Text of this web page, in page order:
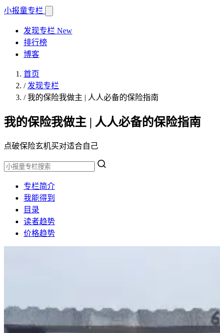
小报童专栏
发现专栏 New
排行榜
博客
首页
/ 发现专栏
/我的保险我做主 | 人人必备的保险指南
我的保险我做主 | 人人必备的保险指南
点破保险玄机买对适合自己
专栏简介
我能得到
目录
读者趋势
价格趋势